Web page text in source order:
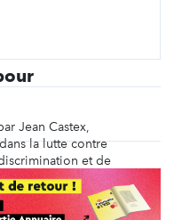
Jean Castex,
la lutte contre
et de
des
travers 44 clubs
sous son égide,